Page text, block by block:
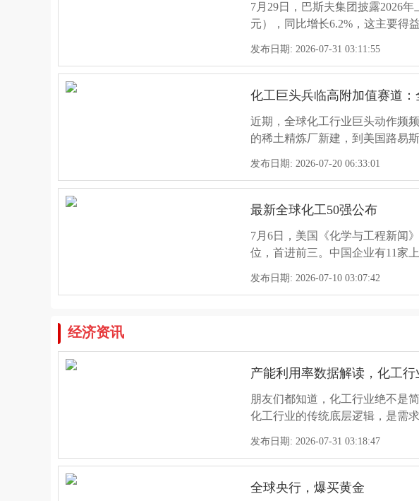
7月29日，巴斯夫集团披露2026
元），同比增长6.2%，这主要得
比增长17.5%，这主要归功于材
元，同比增长22.4%。净利润为
置收益。...
发布日期: 2026-07-31 03:11:55
化工巨头兵临高附加值赛道
近期，全球化工行业巨头动作频
的稀土精炼厂新建，到美国路易
工产业正聚焦“高附加值赛道”加速
发布日期: 2026-07-20 06:33:01
最新全球化工50强公布
7月6日，美国《化学与工程新闻
位，首进前三。中国企业有11家
续七年领跑；中国石化的化学品
发布日期: 2026-07-10 03:07:42
2026年全球化工行业正经历深度
成本高企、需求疲软、监管趋严
国等亚洲市场转移...
发布日期: 2026-06-22 05:54:21
深度解析 | 全球苯乙烯系巨头
2026年5月13日，全球苯乙烯系
第11章推进预包装破产重组。核
经济资讯
产能利用率数据解读，化工
朋友们都知道，化工行业绝不是
化工行业的传统底层逻辑，是需
投产形成庞大产能，而产能暴涨
选择停产减产，亦或是由市场将
发布日期: 2026-07-31 03:18:47
全球央行，爆买黄金